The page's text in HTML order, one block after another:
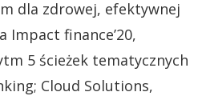
dla zdrowej, efektywnej
Impact finance’20,
5 ścieżek tematycznych
Cloud Solutions,